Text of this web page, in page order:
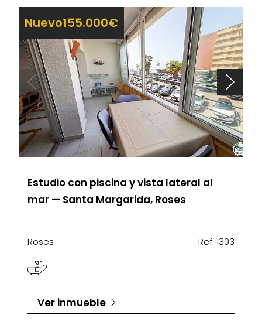
Nuevo155.000€
Estudio con piscina y vista lateral al
mar — Santa Margarida, Roses
Roses Ref. 1303
2
Ver inmueble